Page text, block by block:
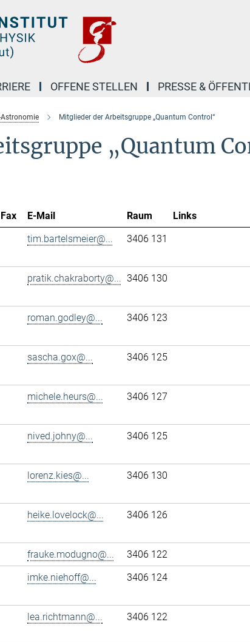
OFFENE STELLEN PRESSE &
Mitglieder der Arbeitsgruppe „Quantum Control“
„Quantum
Fax E-Mail Raum
Links
tim.bartelsmeier@... 3406 131
pratik.chakraborty@... 3406 130
roman.godley@... 3406 123
sascha.gox@... 3406 125
michele.heurs@... 3406 127
nived.johny@... 3406 125
lorenz.kies@... 3406 130
heike.lovelock@... 3406 126
frauke.modugno@...
3406 122
imke.niehoff@... 3406 124
lea.richtmann@... 3406 122